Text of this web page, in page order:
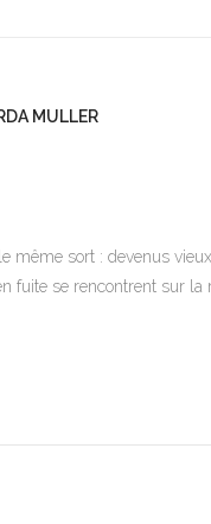
MULLER
même sort : devenus
fuite se rencontrent sur